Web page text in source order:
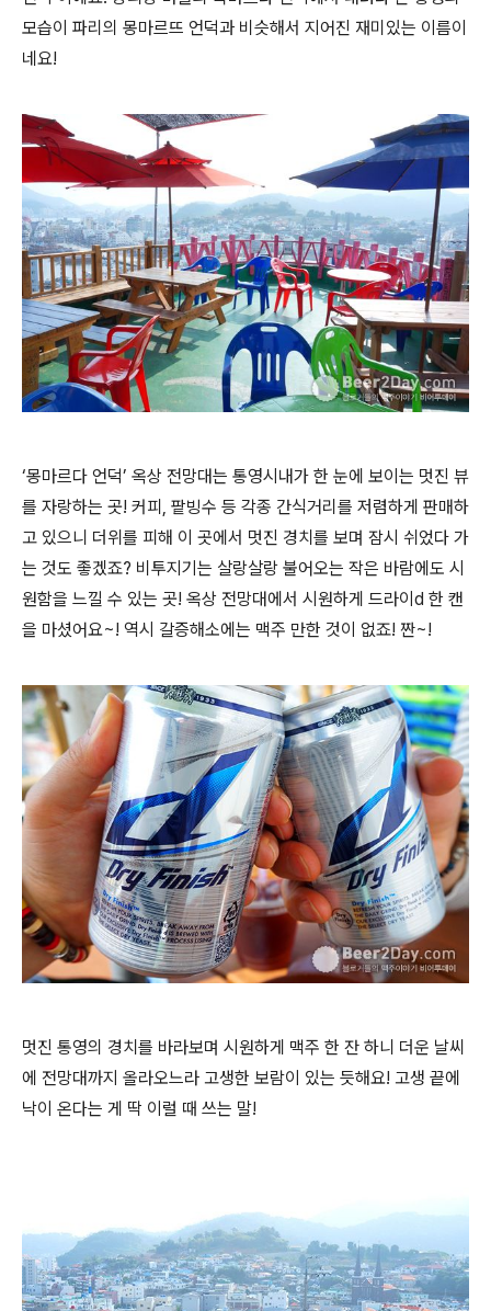
모습이 파리의 몽마르뜨 언덕과 비슷해서 지어진 재미있는 이름이
네요!
‘몽마르다 언덕’ 옥상 전망대는 통영시내가 한 눈에 보이는 멋진 뷰
를 자랑하는 곳! 커피, 팥빙수 등 각종 간식거리를 저렴하게 판매하
고 있으니 더위를 피해 이 곳에서 멋진 경치를 보며 잠시 쉬었다 가
는 것도 좋겠죠? 비투지기는 살랑살랑 불어오는 작은 바람에도 시
원함을 느낄 수 있는 곳! 옥상 전망대에서 시원하게 드라이d 한 캔
을 마셨어요~! 역시 갈증해소에는 맥주 만한 것이 없죠! 짠~!
멋진 통영의 경치를 바라보며 시원하게 맥주 한 잔 하니 더운 날씨
에 전망대까지 올라오느라 고생한 보람이 있는 듯해요! 고생 끝에
낙이 온다는 게 딱 이럴 때 쓰는 말!